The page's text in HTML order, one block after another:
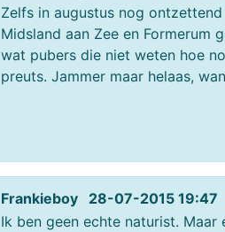
Zelfs in augustus nog
Midsland aan Zee en Formerum
wat pubers die niet weten hoe
preuts. Jammer maar helaas,
Frankieboy 28-07-2015 19:47
Ik ben geen echte naturist.